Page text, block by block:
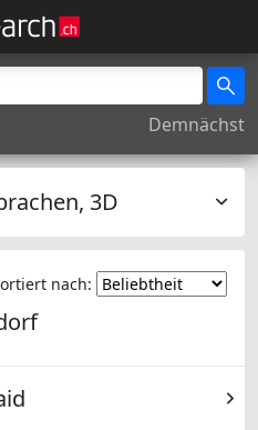
Demnächst
3D
nach: